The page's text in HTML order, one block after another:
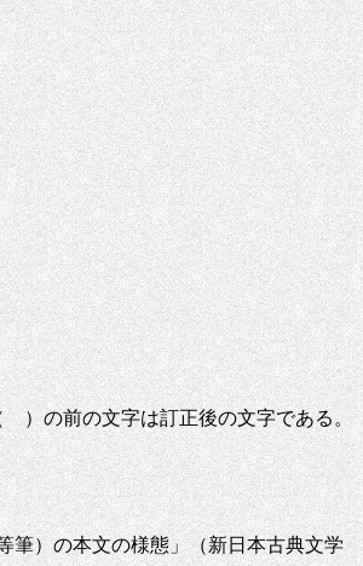
の前の文字は訂正後の文字である。
）の本文の様態」（新日本古典文学